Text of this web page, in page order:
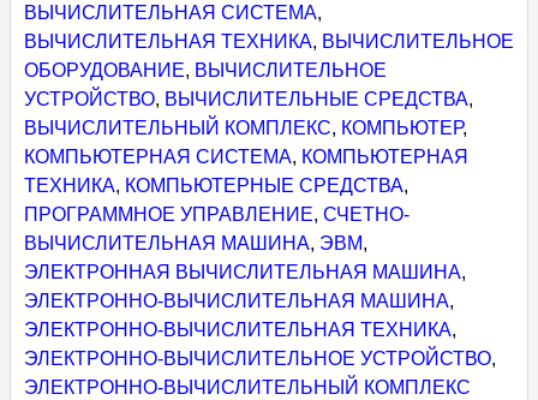
ВЫЧИСЛИТЕЛЬНАЯ СИСТЕМА,
ВЫЧИСЛИТЕЛЬНАЯ ТЕХНИКА, ВЫЧИСЛИТЕЛЬНОЕ
ОБОРУДОВАНИЕ, ВЫЧИСЛИТЕЛЬНОЕ
УСТРОЙСТВО, ВЫЧИСЛИТЕЛЬНЫЕ СРЕДСТВА,
ВЫЧИСЛИТЕЛЬНЫЙ КОМПЛЕКС, КОМПЬЮТЕР,
КОМПЬЮТЕРНАЯ СИСТЕМА, КОМПЬЮТЕРНАЯ
ТЕХНИКА, КОМПЬЮТЕРНЫЕ СРЕДСТВА,
ПРОГРАММНОЕ УПРАВЛЕНИЕ,СЧЕТНО-
ВЫЧИСЛИТЕЛЬНАЯ МАШИНА, ЭВМ,
ЭЛЕКТРОННАЯ ВЫЧИСЛИТЕЛЬНАЯ МАШИНА,
ЭЛЕКТРОННО-ВЫЧИСЛИТЕЛЬНАЯ МАШИНА,
ЭЛЕКТРОННО-ВЫЧИСЛИТЕЛЬНАЯ ТЕХНИКА,
ЭЛЕКТРОННО-ВЫЧИСЛИТЕЛЬНОЕ УСТРОЙСТВО,
ЭЛЕКТРОННО-ВЫЧИСЛИТЕЛЬНЫЙ КОМПЛЕКС